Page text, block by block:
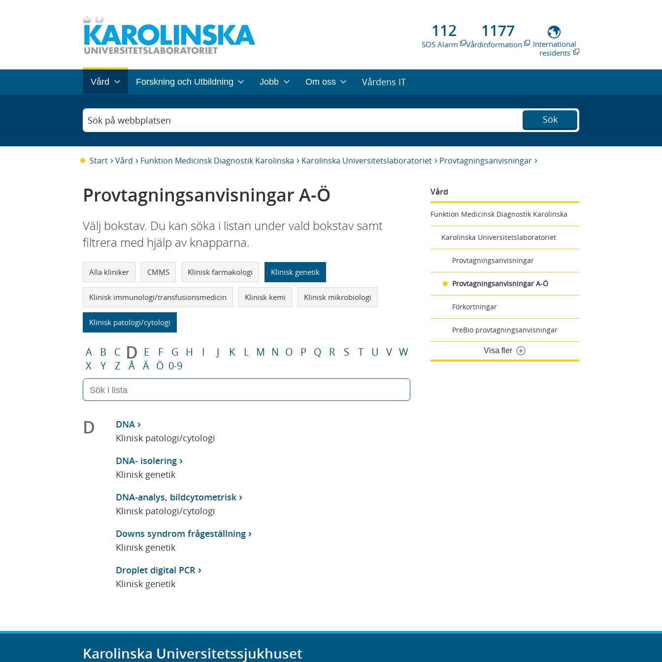
112
SOS Alarm
1177
Vårdinformation
International
residents
Vård Forskning och Utbildning Jobb Om oss Vårdens IT
Sök på webbplatsen Sök
Start Vård Funktion Medicinsk Diagnostik Karolinska Karolinska Universitetslaboratoriet Provtagningsanvisningar
Vård
Funktion Medicinsk Diagnostik Karolinska
Karolinska Universitetslaboratoriet
Provtagningsanvisningar
Provtagningsanvisningar A-Ö
Förkortningar
PreBio provtagningsanvisningar
Visa fler
Provtagningsanvisningar A-Ö
Välj bokstav. Du kan söka i listan under vald bokstav samt
filtrera med hjälp av knapparna.
Alla kliniker CMMS Klinisk farmakologi Klinisk genetik
Klinisk immunologi/transfusionsmedicin Klinisk kemi Klinisk mikrobiologi
Klinisk patologi/cytologi
A B C D E F G H I J K L M N O P Q R S T U V W
X
Y Z Å Ä Ö 0-9
D
DNA
Klinisk patologi/cytologi
DNA- isolering
Klinisk genetik
DNA-analys, bildcytometrisk
Klinisk patologi/cytologi
Downs syndrom frågeställning
Klinisk genetik
Droplet digital PCR
Klinisk genetik
Karolinska Universitetssjukhuset